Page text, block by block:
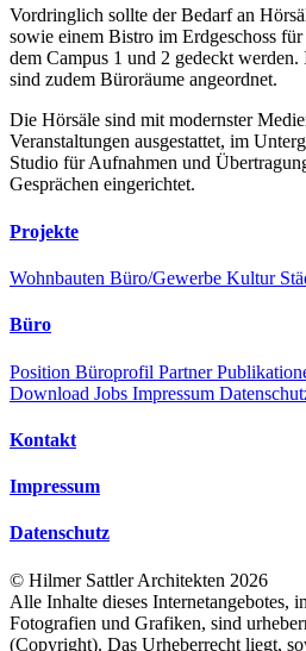
Vordringlich sollte der Bedarf an
sowie einem Bistro im Erdgeschoss
dem Campus 1 und 2 gedeckt werden.
sind zudem Büroräume angeordnet.
Die Hörsäle sind mit modernster
Veranstaltungen ausgestattet, im
Studio für Aufnahmen und
Gesprächen eingerichtet.
Projekte
Wohnbauten Büro/Gewerbe Kultur
Büro
Position Büroprofil Partner
Download Jobs Impressum
Kontakt
Impressum
Datenschutz
© Hilmer Sattler Architekten 2026
Alle Inhalte dieses Internetangebotes,
Fotografien und Grafiken, sind
(Copyright). Das Urheberrecht liegt,